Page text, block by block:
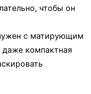
чтобы он
с матирующим
компактная